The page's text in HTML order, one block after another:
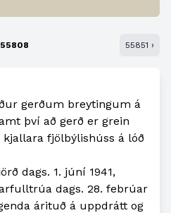
55808 55851 ›
gerðum breytingum á
því að gerð er grein
fjölbýlishúss á lóð
dags. 1. júní 1941,
dags. 28. febrúar
árituð á uppdrátt og